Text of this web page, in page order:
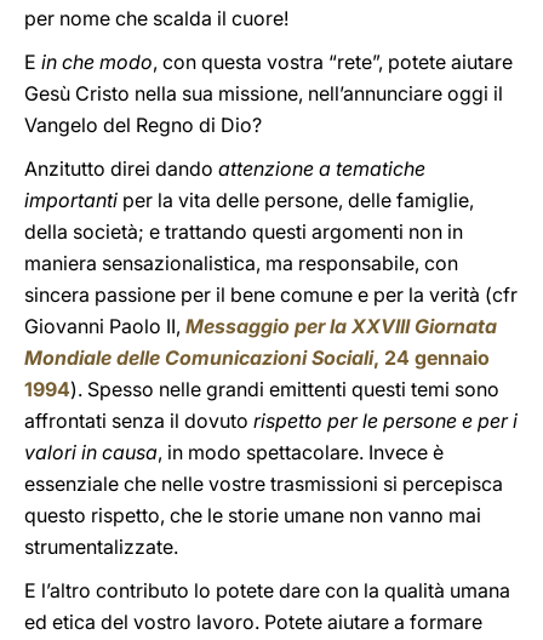
per nome che scalda il cuore!
E in che modo, con questa vostra “rete”, potete aiutare
Gesù Cristo nella sua missione, nell’annunciare oggi il
Vangelo del Regno di Dio?
Anzitutto direi dando attenzione a tematiche
importanti per la vita delle persone, delle famiglie,
della società; e trattando questi argomenti non in
maniera sensazionalistica, ma responsabile, con
sincera passione per il bene comune e per la verità (cfr
Giovanni Paolo II, Messaggio per la XXVIII Giornata
Mondiale delle Comunicazioni Sociali, 24 gennaio
1994). Spesso nelle grandi emittenti questi temi sono
affrontati senza il dovuto rispetto per le persone e per i
valori in causa, in modo spettacolare. Invece è
essenziale che nelle vostre trasmissioni si percepisca
questo rispetto, che le storie umane non vanno mai
strumentalizzate.
E l’altro contributo lo potete dare con la qualità umana
ed etica del vostro lavoro. Potete aiutare a formare